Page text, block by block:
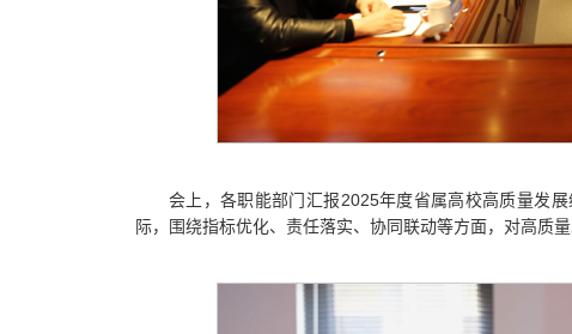
会上，各职能部门汇报2025年度省属高校高质量发
际，围绕指标优化、责任落实、协同联动等方面，对高质